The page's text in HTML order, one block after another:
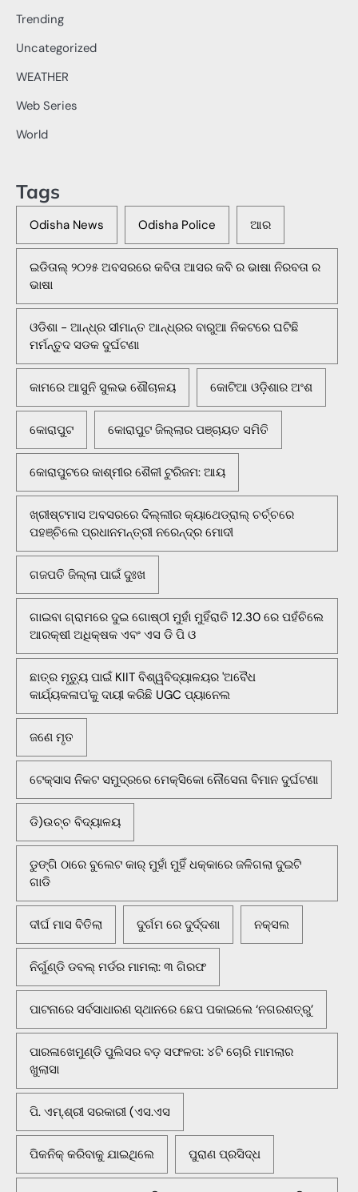
Trending
Uncategorized
WEATHER
Web Series
World
Tags
Odisha News Odisha Police ଆର
ଇଡିତାଲ୍ ୨୦୨୫ ଅବସରରେ କବିତା ଆସର କବି ର ଭାଷା ନିରବତା ର
ଭାଷା
ଓଡିଶା - ଆନ୍ଧ୍ର ସୀମାନ୍ତ ଆନ୍ଧ୍ରର ବାରୁଆ ନିକଟରେ ଘଟିଛି
ମର୍ମନ୍ତୁଦ ସଡକ ଦୁର୍ଘଟଣା
କାମରେ ଆସୁନି ସୁଲଭ ଶୌଚାଳୟ କୋଟିଆ ଓଡ଼ିଶାର ଅଂଶ
କୋରାପୁଟ କୋରାପୁଟ ଜିଲ୍ଲାର ପଞ୍ଚାୟତ ସମିତି
କୋରାପୁଟରେ କାଶ୍ମୀର ଶୈଳୀ ଟୁରିଜମ: ଆୟ
ଖ୍ରୀଷ୍ଟମାସ ଅବସରରେ ଦିଲ୍ଲୀର କ୍ୟାଥେଡ୍ରାଲ୍ ଚର୍ଚ୍ଚରେ
ପହଞ୍ଚିଲେ ପ୍ରଧାନମନ୍ତ୍ରୀ ନରେନ୍ଦ୍ର ମୋଦୀ
ଗଜପତି ଜିଲ୍ଲା ପାଇଁ ଦୁଃଖ
ଗାଇବା ଗ୍ରାମରେ ଦୁଇ ଗୋଷ୍ଠୀ ମୁହାଁ ମୁହିଁରାତି 12.30 ରେ ପହଁଚିଲେ
ଆରକ୍ଷୀ ଅଧିକ୍ଷକ ଏବଂ ଏସ ଡି ପି ଓ
ଛାତ୍ର ମୃତ୍ୟୁ ପାଇଁ KIIT ବିଶ୍ୱବିଦ୍ୟାଳୟର 'ଅବୈଧ
କାର୍ଯ୍ୟକଳାପ'କୁ ଦାୟୀ କରିଛି UGC ପ୍ୟାନେଲ
ଜଣେ ମୃତ
ଟେକ୍ସାସ ନିକଟ ସମୁଦ୍ରରେ ମେକ୍ସିକୋ ନୌସେନା ବିମାନ ଦୁର୍ଘଟଣା
ଡି)ଉଚ୍ଚ ବିଦ୍ୟାଳୟ
ଡୁଙ୍ଗି ଠାରେ ବୁଲେଟ କାର୍ ମୁହାଁ ମୁହିଁ ଧକ୍କାରେ ଜଳିଗଲା ଦୁଇଟି
ଗାଡି
ଦୀର୍ଘ ମାସ ବିତିଲା ଦୁର୍ଗମ ରେ ଦୁର୍ଦ୍ଦଶା ନକ୍ସଲ
ନିର୍ଗୁଣ୍ଡି ଡବଲ୍ ମର୍ଡର ମାମଲା: ୩ ଗିରଫ
ପାଟନାରେ ସର୍ବସାଧାରଣ ସ୍ଥାନରେ ଛେପ ପକାଇଲେ ‘ନଗରଶତ୍ରୁ’
ପାରଳାଖେମୁଣ୍ଡି ପୁଲିସର ବଡ଼ ସଫଳତା: ୪ଟି ଚୋରି ମାମଲାର
ଖୁଲାସା
ପି. ଏମ୍.ଶ୍ରୀ ସରକାରୀ (ଏସ.ଏସ
ପିକନିକ୍‌ କରିବାକୁ ଯାଇଥିଲେ ପୁରାଣ ପ୍ରସିଦ୍ଧ